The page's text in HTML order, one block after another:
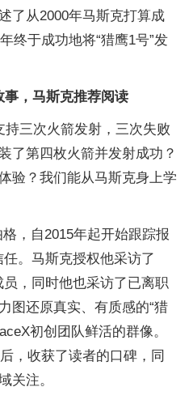
了从2000年马斯克打算成
终于成功地将“猎鹰1号”发
，马斯克推荐阅读
三次火箭发射，三次失败
了第四枚火箭并发射成功？
验？我们能从马斯克身上学
，自2015年起开始跟踪报
。马斯克授权他采访了
，同时他也采访了已离职
图还原真实、有质感的“猎
初创团队鲜活的群像。
，收获了读者的口碑，同
关注。